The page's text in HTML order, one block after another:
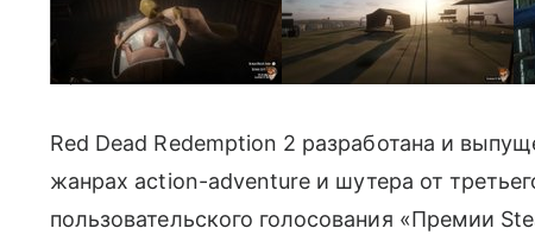
Скриншоты из YouTube
Red Dead Redemption 2 разработана и
жанрах action-adventure и шутера от
пользовательского голосования «Премии